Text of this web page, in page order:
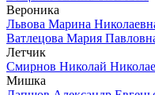
Вероника
Львова Марина
Ватлецова Мария
Летчик
Смирнов Николай
Мишка